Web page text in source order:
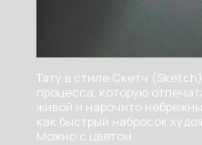
Тату в стиле Скетч
процесса, которую
живой и нарочито
как быстрый набросок
Можно с цветом.